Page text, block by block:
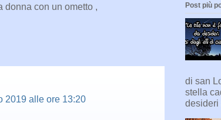
donna con un ometto ,
2019 alle ore 13:20
Post più
di san
stella
desideri